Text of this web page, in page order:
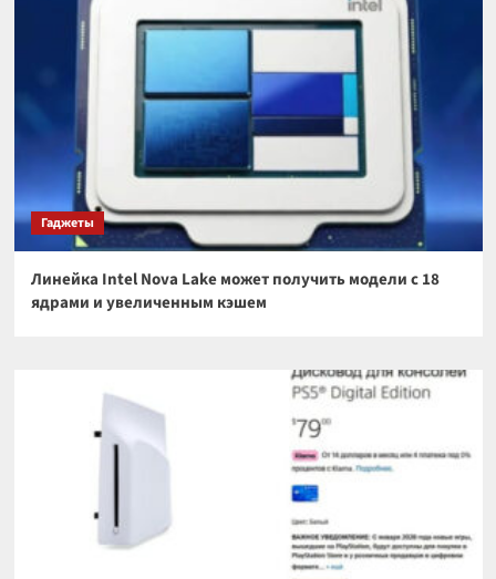
Гаджеты
Линейка Intel Nova Lake может получить модели с 18
ядрами и увеличенным кэшем